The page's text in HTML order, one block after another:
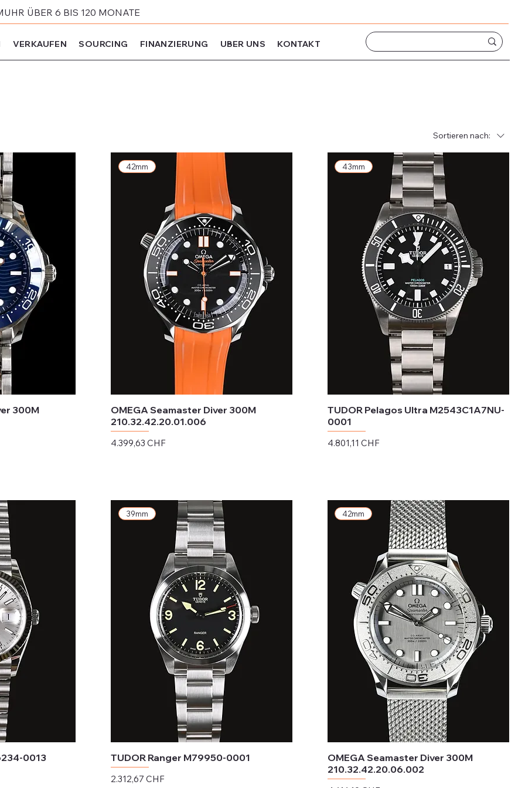
ÜBER 6 BIS 120 MONATE
VERKAUFEN SOURCING FINANZIERUNG UBER UNS KONTAKT
Sortieren nach:
300M
42mm
OMEGA Seamaster Diver 300M
210.32.42.20.01.006
Preis
4.399,63 CHF
43mm
TUDOR Pelagos Ultra M2543C1A7NU-
0001
Preis
4.801,11 CHF
0013
39mm
TUDOR Ranger M79950-0001
Preis
2.312,67 CHF
42mm
OMEGA Seamaster Diver 300M
210.32.42.20.06.002